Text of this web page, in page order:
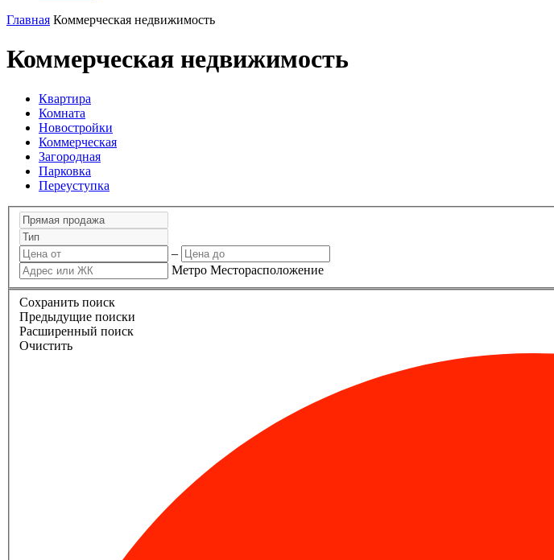
Главная Коммерческая недвижимость
Коммерческая недвижимость
Квартира
Комната
Новостройки
Коммерческая
Загородная
Парковка
Переуступка
–
Метро Месторасположение
Сохранить поиск
Предыдущие поиски
Расширенный поиск
Очистить